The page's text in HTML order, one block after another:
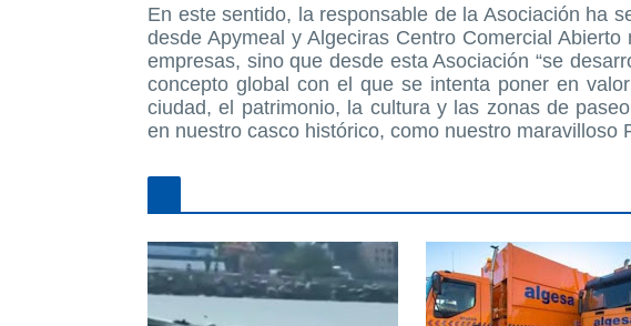
En este sentido, la responsable de la Asociación ha
desde Apymeal y Algeciras Centro Comercial
empresas, sino que desde esta Asociación “se
concepto global con el que se intenta poner en
ciudad, el patrimonio, la cultura y las zonas de
en nuestro casco histórico, como nuestro maravilloso